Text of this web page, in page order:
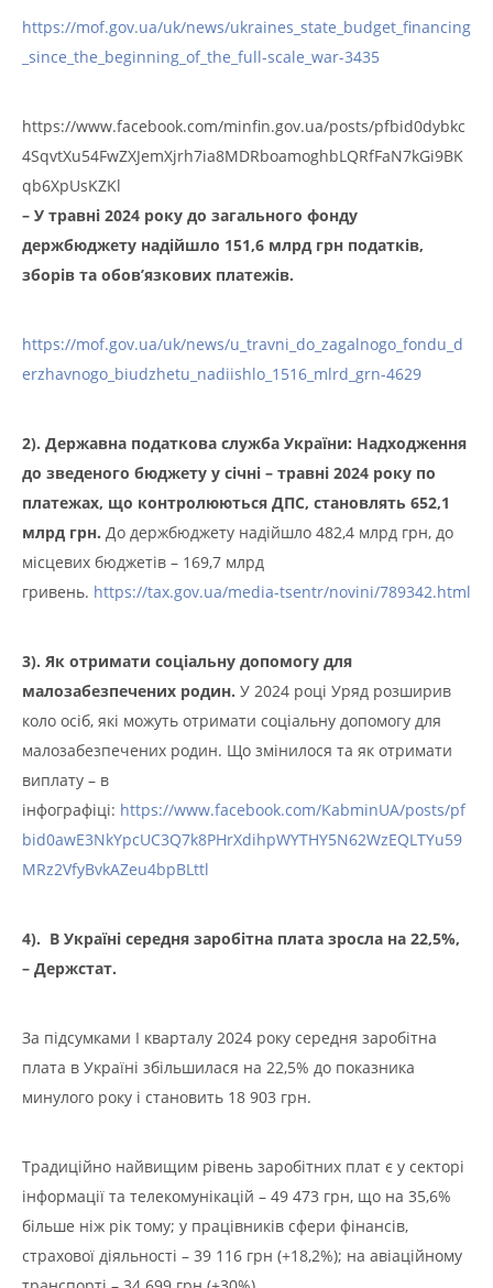
https://mof.gov.ua/uk/news/ukraines_state_budget_financing
_since_the_beginning_of_the_full-scale_war-3435
https://www.facebook.com/minfin.gov.ua/posts/pfbid0dybkc
4SqvtXu54FwZXJemXjrh7ia8MDRboamoghbLQRfFaN7kGi9BK
qb6XpUsKZKl
– У травні 2024 року до загального фонду
держбюджету надійшло 151,6 млрд грн податків,
зборів та обов’язкових платежів.
https://mof.gov.ua/uk/news/u_travni_do_zagalnogo_fondu_d
erzhavnogo_biudzhetu_nadiishlo_1516_mlrd_grn-4629
2). Державна податкова служба України: Надходження
до зведеного бюджету у січні – травні 2024 року по
платежах, що контролюються ДПС, становлять 652,1
млрд грн. До держбюджету надійшло 482,4 млрд грн, до
місцевих бюджетів – 169,7 млрд
гривень. https://tax.gov.ua/media-tsentr/novini/789342.html
3). Як отримати соціальну допомогу для
малозабезпечених родин. У 2024 році Уряд розширив
коло осіб, які можуть отримати соціальну допомогу для
малозабезпечених родин. Що змінилося та як отримати
виплату – в
інфографіці: https://www.facebook.com/KabminUA/posts/pf
bid0awE3NkYpcUC3Q7k8PHrXdihpWYTHY5N62WzEQLTYu59
MRz2VfyBvkAZeu4bpBLttl
4). В Україні середня заробітна плата зросла на 22,5%,
– Держстат.
За підсумками І кварталу 2024 року середня заробітна
плата в Україні збільшилася на 22,5% до показника
минулого року і становить 18 903 грн.
Традиційно найвищим рівень заробітних плат є у секторі
інформації та телекомунікацій – 49 473 грн, що на 35,6%
більше ніж рік тому; у працівників сфери фінансів,
страхової діяльності – 39 116 грн (+18,2%); на авіаційному